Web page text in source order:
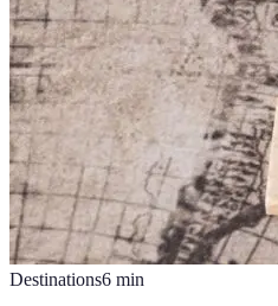
Destinations6 min